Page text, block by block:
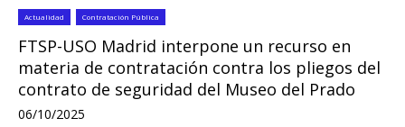
Actualidad Contratación Pública
FTSP-USO Madrid interpone un recurso en
materia de contratación contra los pliegos del
contrato de seguridad del Museo del Prado
06/10/2025